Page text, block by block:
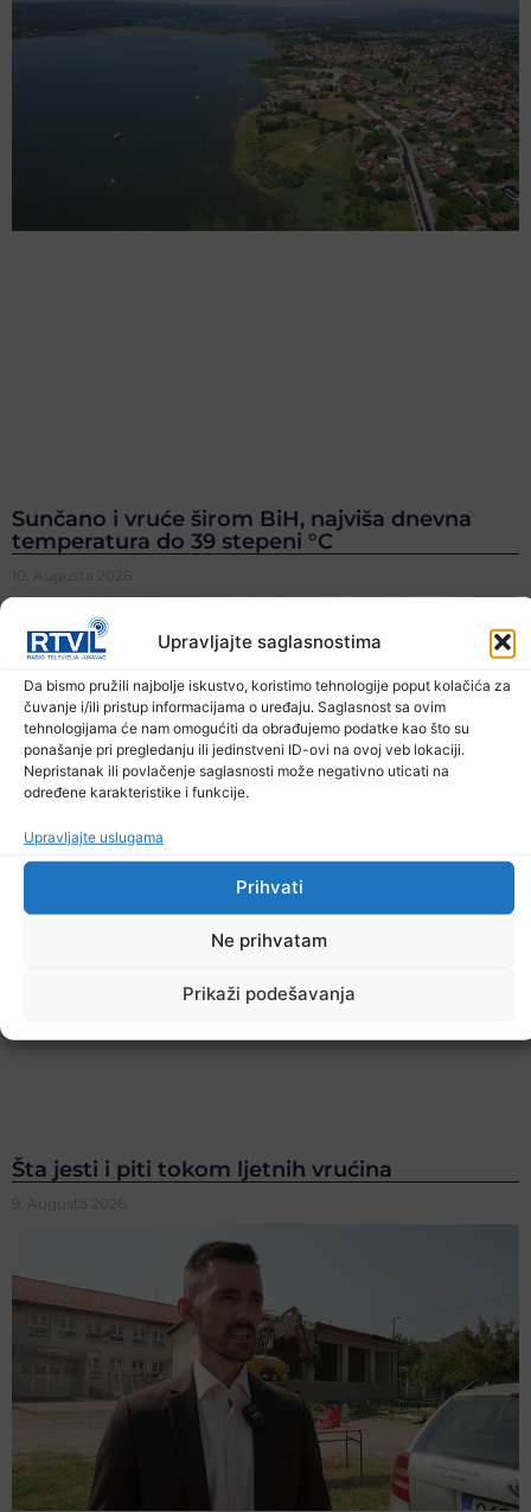
Upravljajte saglasnostima
Da bismo pružili najbolje iskustvo, koristimo tehnologije poput kolačića za
čuvanje i/ili pristup informacijama o uređaju. Saglasnost sa ovim
tehnologijama će nam omogućiti da obrađujemo podatke kao što su
ponašanje pri pregledanju ili jedinstveni ID-ovi na ovoj veb lokaciji.
Nepristanak ili povlačenje saglasnosti može negativno uticati na
određene karakteristike i funkcije.
Upravljajte uslugama
Prihvati
Ne prihvatam
Prikaži podešavanja
Sunčano i vruće širom BiH, najviša dnevna
temperatura do 39 stepeni °C
10. Augusta 2026.
Šta jesti i piti tokom ljetnih vrućina
9. Augusta 2026.